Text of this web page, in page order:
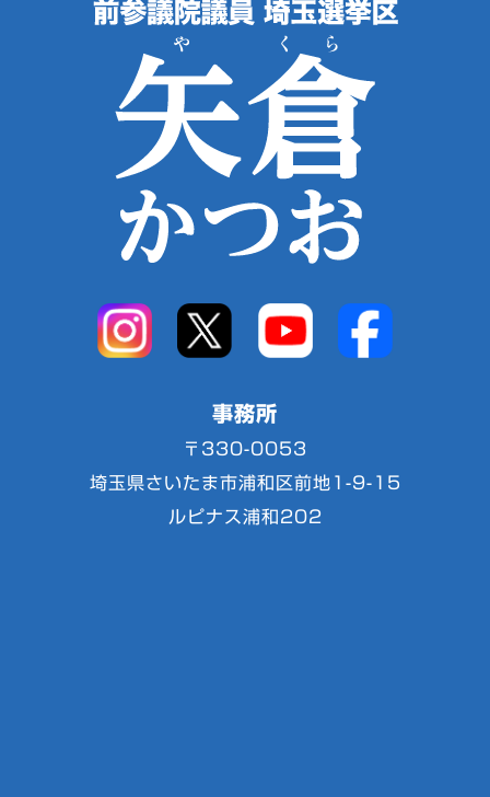
事務所
〒330-0053
埼玉県さいたま市浦和区前地1-9-15
ルピナス浦和202